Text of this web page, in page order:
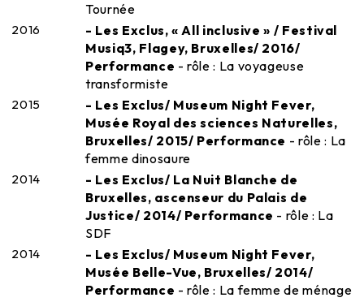
Tournée
2016
- Les Exclus, « All inclusive » / Festival
Musiq3, Flagey, Bruxelles/ 2016/
Performance - rôle : La voyageuse
transformiste
2015
- Les Exclus/ Museum Night Fever,
Musée Royal des sciences Naturelles,
Bruxelles/ 2015/ Performance - rôle : La
femme dinosaure
2014
- Les Exclus/ La Nuit Blanche de
Bruxelles, ascenseur du Palais de
Justice/ 2014/ Performance - rôle : La
SDF
2014
- Les Exclus/ Museum Night Fever,
Musée Belle-Vue, Bruxelles/ 2014/
Performance - rôle : La femme de ménage